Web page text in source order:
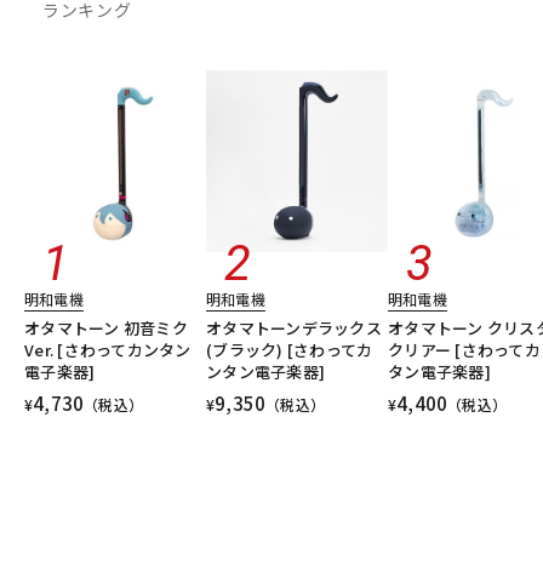
ランキング
明和電機
オタマトーン 初音ミク
Ver. [さわってカンタン
電子楽器]
¥4,730 （税込）
明和電機
オタマトーンデラックス
(ブラック) [さわってカ
ンタン電子楽器]
¥9,350 （税込）
明和電機
オタマトーン クリス
クリアー [さわって
タン電子楽器]
¥4,400 （税込）